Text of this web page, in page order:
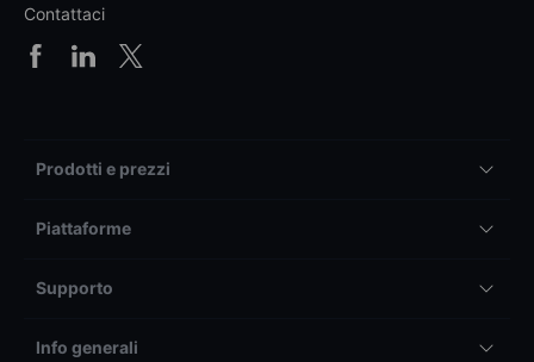
Contattaci
Prodotti e prezzi
Piattaforme
Supporto
Info generali